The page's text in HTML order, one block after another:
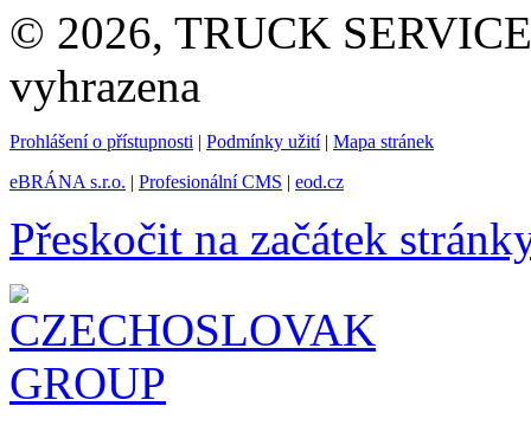
© 2026, TRUCK
vyhrazena
Prohlášení o přístupnosti | Podmínky užití| Mapa stránek
eBRÁNA s.r.o. | Profesionální CMS | eod.cz
Přeskočit na začátek